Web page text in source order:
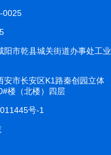
0025
阳市乾县城关街道办事处工业
安市长安区K1路秦创园立体
楼（北楼）四层
号-1